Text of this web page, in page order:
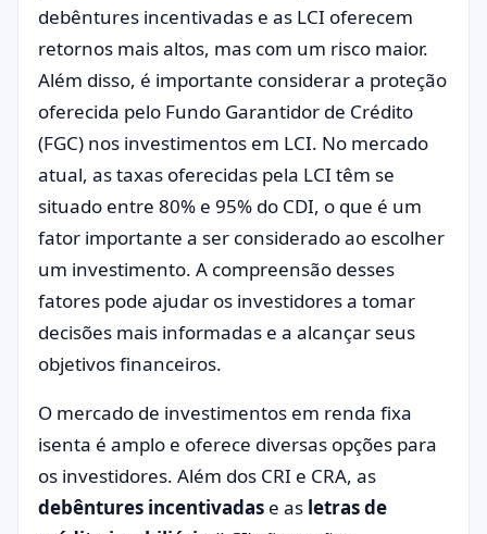
debêntures incentivadas e as LCI oferecem
retornos mais altos, mas com um risco maior.
Além disso, é importante considerar a proteção
oferecida pelo Fundo Garantidor de Crédito
(FGC) nos investimentos em LCI. No mercado
atual, as taxas oferecidas pela LCI têm se
situado entre 80% e 95% do CDI, o que é um
fator importante a ser considerado ao escolher
um investimento. A compreensão desses
fatores pode ajudar os investidores a tomar
decisões mais informadas e a alcançar seus
objetivos financeiros.
O mercado de investimentos em renda fixa
isenta é amplo e oferece diversas opções para
os investidores. Além dos CRI e CRA, as
debêntures incentivadas e as letras de